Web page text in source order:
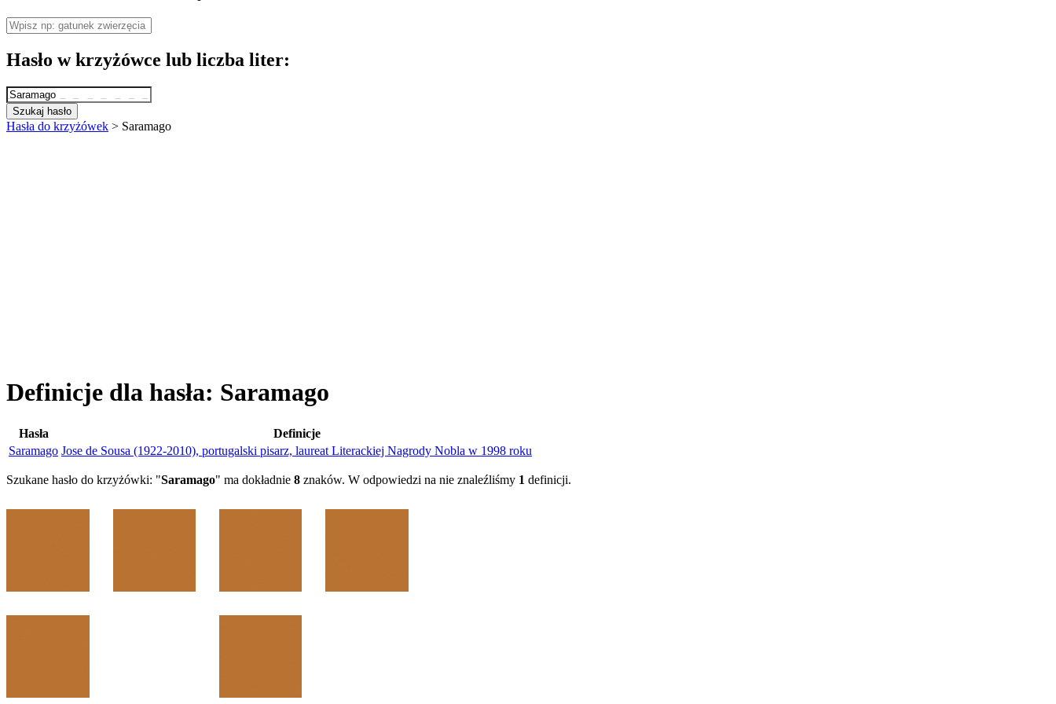
Hasło w krzyżówce lub liczba liter:
Szukaj hasło
Hasła do krzyżówek > Saramago
Definicje dla hasła: Saramago
Hasła
Definicje
Saramago Jose de Sousa (1922-2010), portugalski pisarz, laureat Literackiej Nagrody Nobla w 1998 roku
Szukane hasło do krzyżówki: "Saramago" ma dokładnie 8 znaków. W odpowiedzi na nie znaleźliśmy 1 definicji.